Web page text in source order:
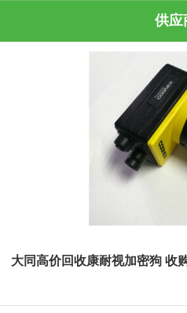
供应
大同高价回收康耐视加密狗 收